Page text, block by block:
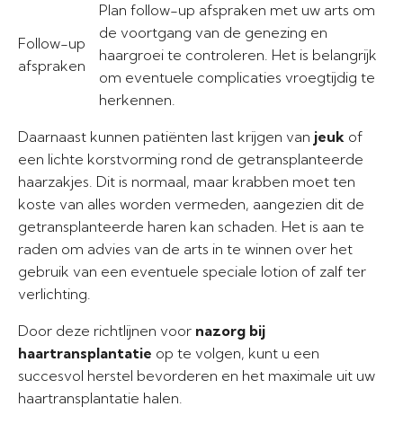
Follow-up
afspraken
Plan follow-up afspraken met uw arts om
de voortgang van de genezing en
haargroei te controleren. Het is belangrijk
om eventuele complicaties vroegtijdig te
herkennen.
Daarnaast kunnen patiënten last krijgen van jeuk of
een lichte korstvorming rond de getransplanteerde
haarzakjes. Dit is normaal, maar krabben moet ten
koste van alles worden vermeden, aangezien dit de
getransplanteerde haren kan schaden. Het is aan te
raden om advies van de arts in te winnen over het
gebruik van een eventuele speciale lotion of zalf ter
verlichting.
Door deze richtlijnen voor nazorg bij
haartransplantatie op te volgen, kunt u een
succesvol herstel bevorderen en het maximale uit uw
haartransplantatie halen.